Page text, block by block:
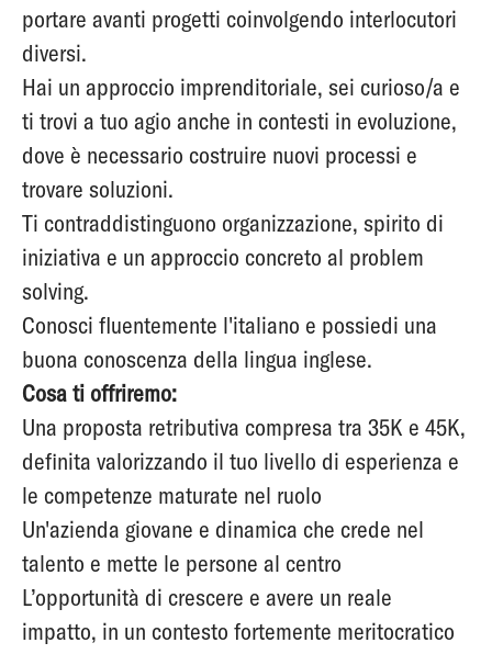
portare avanti progetti coinvolgendo interlocutori
diversi.
Hai un approccio imprenditoriale, sei curioso/a e
ti trovi a tuo agio anche in contesti in evoluzione,
dove è necessario costruire nuovi processi e
trovare soluzioni.
Ti contraddistinguono organizzazione, spirito di
iniziativa e un approccio concreto al problem
solving.
Conosci fluentemente l'italiano e possiedi una
buona conoscenza della lingua inglese.
Cosa ti offriremo:
Una proposta retributiva compresa tra 35K e 45K,
definita valorizzando il tuo livello di esperienza e
le competenze maturate nel ruolo
Un'azienda giovane e dinamica che crede nel
talento e mette le persone al centro
L’opportunità di crescere e avere un reale
impatto, in un contesto fortemente meritocratico